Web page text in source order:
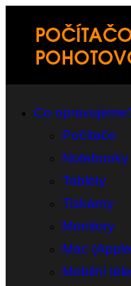
Co
Počítače
Notebooky
Tablety
Tiskárny
Monitory
Mac
Mobilní